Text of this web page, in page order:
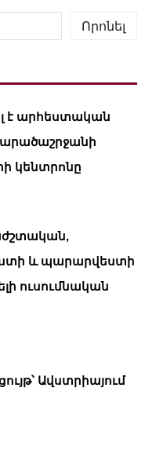
Որոնել
է արհեստական
կենտրոնը
և պարարվեստի
ուսումնական
Ավստրիայում